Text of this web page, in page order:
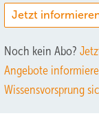
Jetzt
Noch kein Abo?
Angebote
Wissensvorsprung